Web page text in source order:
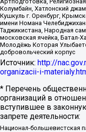
Колумбайн, Хатлонский
Кушкуль г. Оренбург,
имени Номана
Таджикистана, Народная
московская ячейка, Батал-
Молодёжь Которая
добровольческий корпус
Источник: http://
organizacii-i-
* Перечень
организаций в
вступившее в
запрете деятельности:
Национал-большевистская